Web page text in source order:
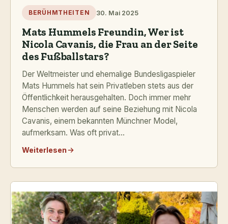
BERÜHMTHEITEN 30. Mai 2025
Mats Hummels Freundin, Wer ist
Nicola Cavanis, die Frau an der Seite
des Fußballstars?
Der Weltmeister und ehemalige Bundesligaspieler
Mats Hummels hat sein Privatleben stets aus der
Öffentlichkeit herausgehalten. Doch immer mehr
Menschen werden auf seine Beziehung mit Nicola
Cavanis, einem bekannten Münchner Model,
aufmerksam. Was oft privat...
Weiterlesen